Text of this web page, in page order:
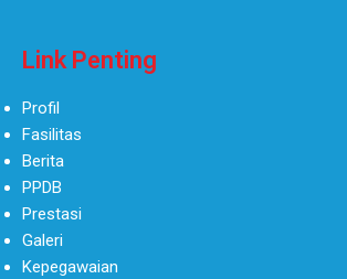
Link Penting
Profil
Fasilitas
Berita
PPDB
Prestasi
Galeri
Kepegawaian